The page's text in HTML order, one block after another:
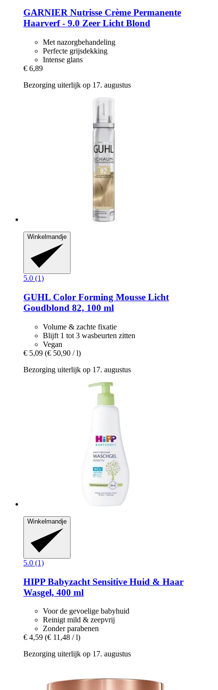
GARNIER Nutrisse Crème Permanente
Haarverf -​ 9.0 Zeer Licht Blond
Met nazorgbehandeling
Perfecte grijsdekking
Intense glans
€ 6,89
Bezorging uiterlijk op 17. augustus
Winkelmandje
5.0 (1)
GUHL Color Forming Mousse Licht
Goudblond 82, 100 ml
Volume & zachte fixatie
Blijft 1 tot 3 wasbeurten zitten
Vegan
€ 5,09 (€ 50,90 / l)
Bezorging uiterlijk op 17. augustus
Winkelmandje
5.0 (1)
HIPP Babyzacht Sensitive Huid & Haar
Wasgel, 400 ml
Voor de gevoelige babyhuid
Reinigt mild & zeepvrij
Zonder parabenen
€ 4,59 (€ 11,48 / l)
Bezorging uiterlijk op 17. augustus